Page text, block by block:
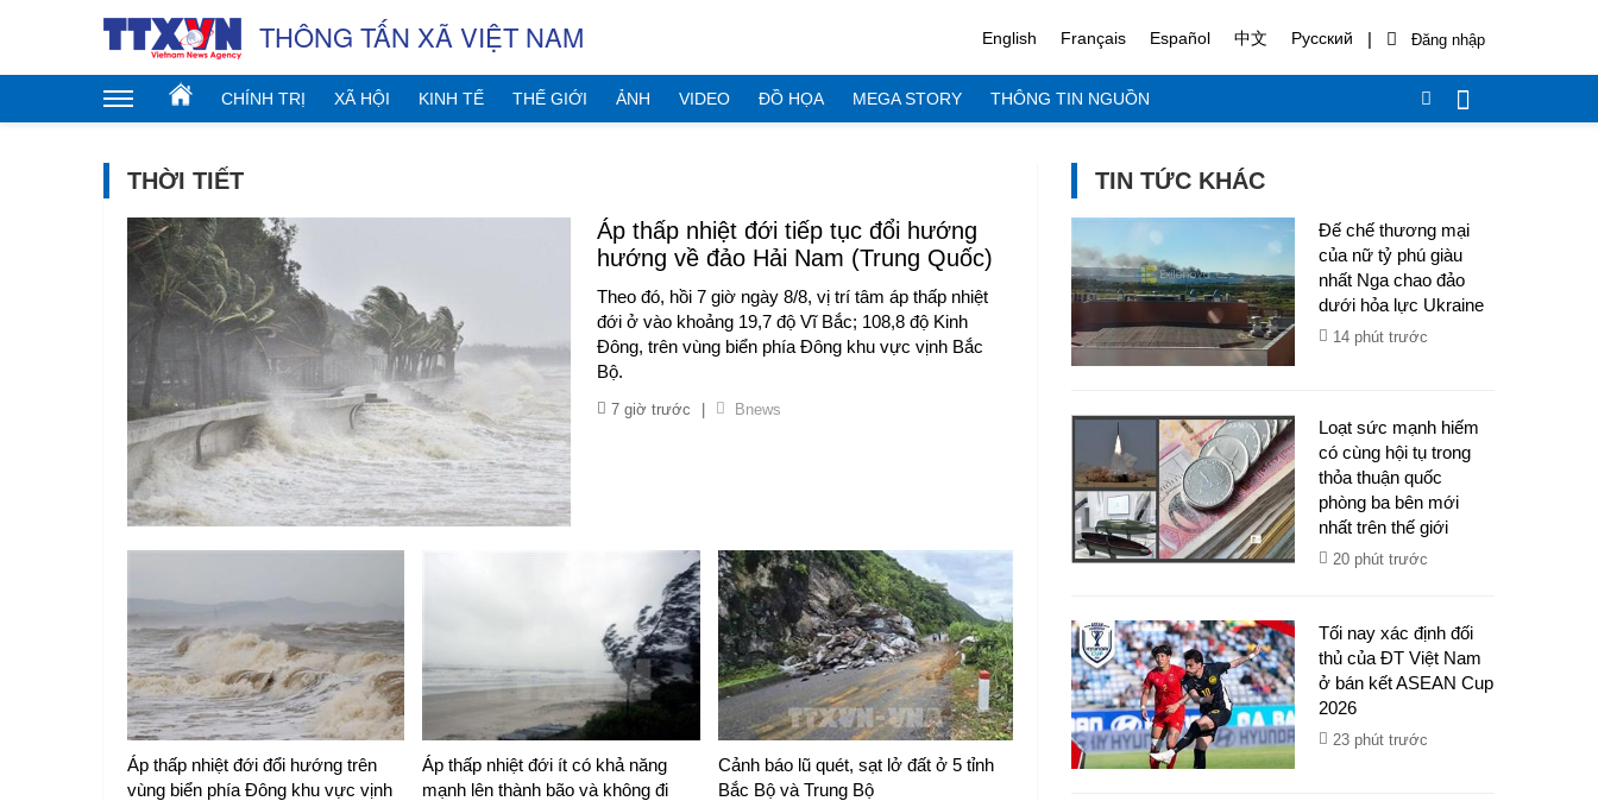
THÔNG TẤN XÃ VIỆT NAM English Français Español 中文 Русский |
CHÍNH TRỊ XÃ HỘI KINH TẾ THẾ GIỚI ẢNH VIDEO ĐỒ HỌA MEGA STORY THÔNG TIN NGUỒN
THỜI TIẾT
Áp thấp nhiệt đới tiếp tục đổi hướng
hướng về đảo Hải Nam (Trung Quốc)
Theo đó, hồi 7 giờ ngày 8/8, vị trí tâm áp thấp nhiệt
đới ở vào khoảng 19,7 độ Vĩ Bắc; 108,8 độ Kinh
Đông, trên vùng biển phía Đông khu vực vịnh Bắc
Bộ.
7 giờ trước Bnews
Áp thấp nhiệt đới đổi hướng trên
vùng biển phía Đông khu vực vịnh
Áp thấp nhiệt đới ít có khả năng
mạnh lên thành bão và không đi
Cảnh báo lũ quét, sạt lở đất ở 5 tỉnh
Bắc Bộ và Trung Bộ
TIN TỨC KHÁC
Đế chế thương mại
của nữ tỷ phú giàu
nhất Nga chao đảo
dưới hỏa lực Ukraine
14 phút trước
Loạt sức mạnh hiếm
có cùng hội tụ trong
thỏa thuận quốc
phòng ba bên mới
nhất trên thế giới
20 phút trước
Tối nay xác định đối
thủ của ĐT Việt Nam
ở bán kết ASEAN Cup
2026
23 phút trước